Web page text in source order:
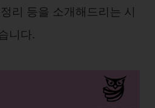
리 등을 소개해드리는 시
니다.